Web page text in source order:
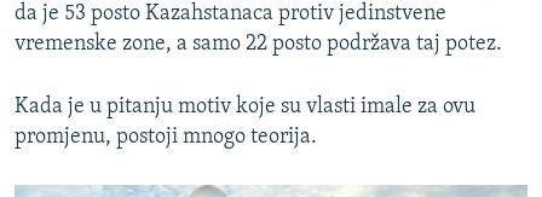
da je 53 posto Kazahstanaca protiv jedinstvene
vremenske zone, a samo 22 posto podržava taj potez.
Kada je u pitanju motiv koje su vlasti imale za ovu
promjenu, postoji mnogo teorija.